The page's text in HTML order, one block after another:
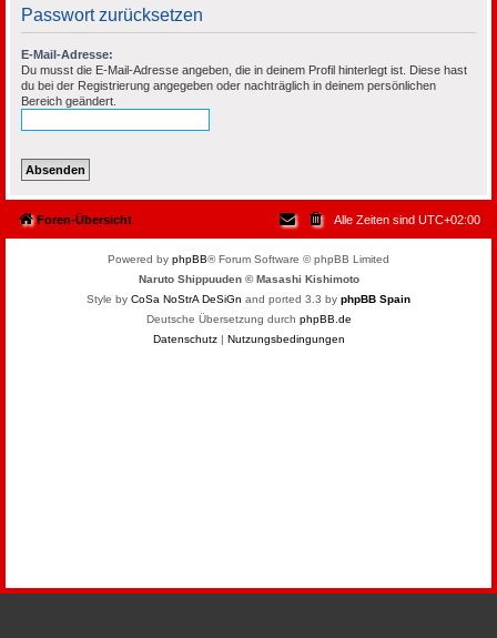
Passwort zurücksetzen
E-Mail-Adresse:
Du musst die E-Mail-Adresse angeben, die in deinem Profil hinterlegt ist. Diese hast
du bei der Registrierung angegeben oder nachträglich in deinem persönlichen
Bereich geändert.
Foren-Übersicht Alle Zeiten sind UTC+02:00
Powered by phpBB® Forum Software © phpBB Limited
Naruto Shippuuden © Masashi Kishimoto
Style by CoSa NoStrA DeSiGn and ported 3.3 by phpBB Spain
Deutsche Übersetzung durch phpBB.de
Datenschutz| Nutzungsbedingungen